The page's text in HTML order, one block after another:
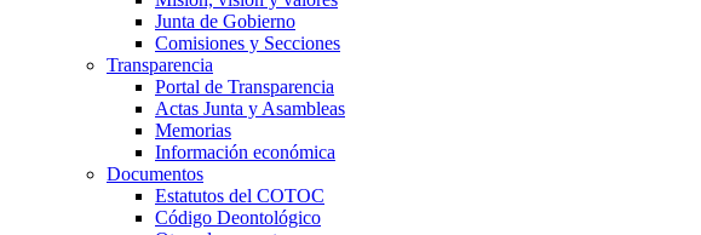
Junta de Gobierno
Comisiones y Secciones
Transparencia
Portal de Transparencia
Actas Junta y Asambleas
Memorias
Información económica
Documentos
Estatutos del COTOC
Código Deontológico